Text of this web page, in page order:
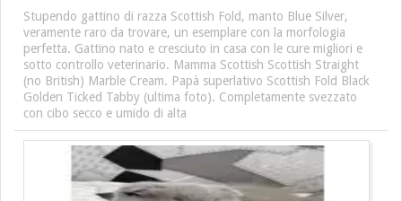
Stupendo gattino di razza Scottish Fold, manto Blue Silver,
veramente raro da trovare, un esemplare con la morfologia
perfetta. Gattino nato e cresciuto in casa con le cure migliori e
sotto controllo veterinario. Mamma Scottish Scottish Straight
(no British) Marble Cream. Papà superlativo Scottish Fold Black
Golden Ticked Tabby (ultima foto). Completamente svezzato
con cibo secco e umido di alta